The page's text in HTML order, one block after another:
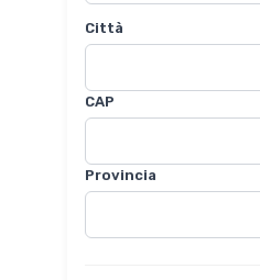
Città
CAP
Provincia